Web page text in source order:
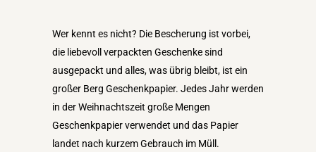
Wer kennt es nicht? Die Bescherung ist vorbei,
die liebevoll verpackten Geschenke sind
ausgepackt und alles, was übrig bleibt, ist ein
großer Berg Geschenkpapier. Jedes Jahr werden
in der Weihnachtszeit große Mengen
Geschenkpapier verwendet und das Papier
landet nach kurzem Gebrauch im Müll.